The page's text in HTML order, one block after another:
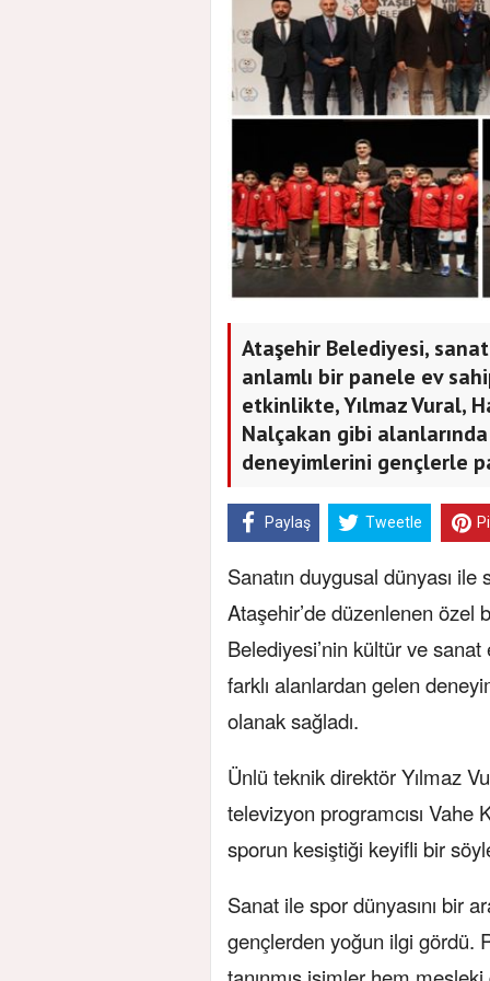
Ataşehir Belediyesi,
anlamlı bir panele ev
etkinlikte, Yılmaz Vural,
Nalçakan gibi alanlarında
deneyimlerini gençlerle
Paylaş Tweetle
Sanatın duygusal dünyası
Ataşehir’de düzenlenen özel
Belediyesi’nin kültür ve
farklı alanlardan gelen
olanak sağladı.
Ünlü teknik direktör Yılmaz
televizyon programcısı Vahe
sporun kesiştiği keyifli bir
Sanat ile spor dünyasını bir
gençlerden yoğun ilgi gördü.